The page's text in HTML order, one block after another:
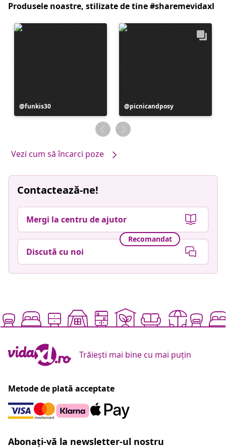
Produsele noastre, stilizate de tine #sharemevidaxl
Postare
publicată
funkis30
Postare
publicată
de
picnicandposy
Vezi cum să încarci poze
Contactează-ne!
Mergi la centru de ajutor
Recomandat
Discută cu noi
Trăiești mai bine cu mai puțin
Metode de plată acceptate
Abonați-vă la newsletter-ul nostru